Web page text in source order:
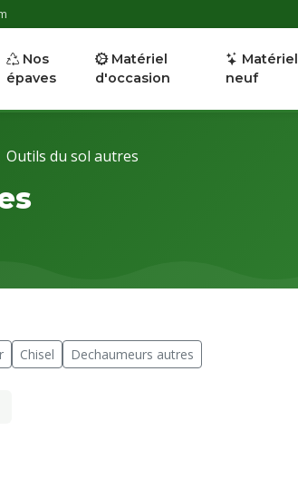
Nos
épaves
Matériel
d'occasion
Matériel
neuf
Outils du sol autres
Chisel Dechaumeurs autres